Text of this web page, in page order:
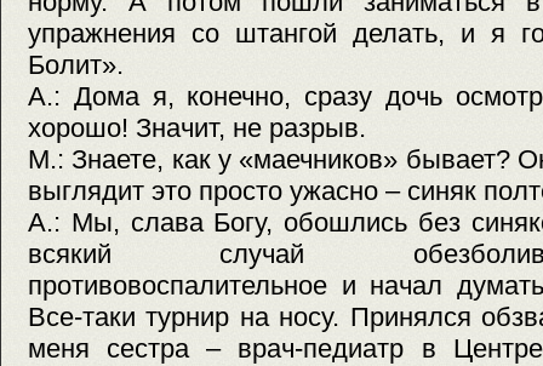
упражнения со штангой делать, и я
Болит».
А.: Дома я, конечно, сразу дочь
хорошо! Значит, не разрыв.
М.: Знаете, как у «маечников» бывает?
выглядит это просто ужасно – синяк
А.: Мы, слава Богу, обошлись без
всякий случай
противовоспалительное и начал
Все-таки турнир на носу. Принялся
меня сестра – врач-педиатр в